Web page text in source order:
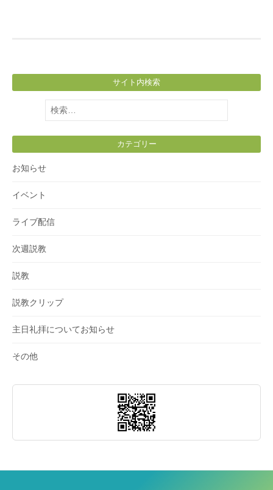
サイト内検索
検
索:
カテゴリー
お知らせ
イベント
ライブ配信
次週説教
説教
説教クリップ
主日礼拝についてお知らせ
その他